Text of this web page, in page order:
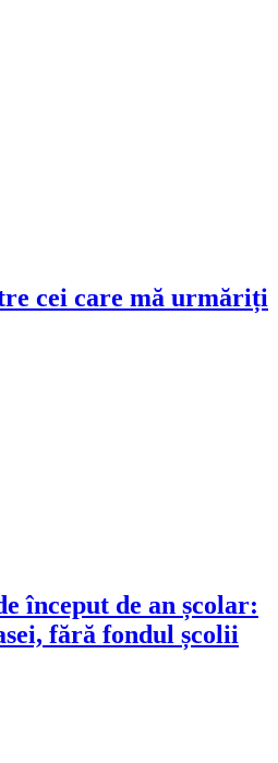
cei care mă urmăriți
început de an școlar:
fără fondul școlii